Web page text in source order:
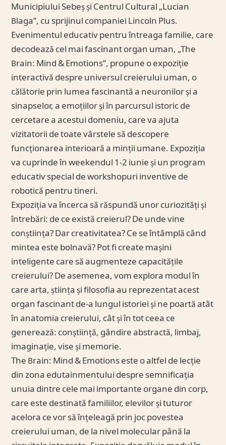
Municipiului Sebeș și Centrul Cultural „Lucian
Blaga”, cu sprijinul companiei Lincoln Plus.
Evenimentul educativ pentru întreaga familie, care
decodează cel mai fascinant organ uman, „The
Brain: Mind & Emotions”, propune o expoziție
interactivă despre universul creierului uman, o
călătorie prin lumea fascinantă a neuronilor și a
sinapselor, a emoțiilor și în parcursul istoric de
cercetare a acestui domeniu, care va ajuta
vizitatorii de toate vârstele să descopere
funcționarea interioară a minții umane. Expoziția
va cuprinde în weekendul 1-2 iunie și un program
educativ special de workshopuri inventive de
robotică pentru tineri.
Expoziția va încerca să răspundă unor curiozități și
întrebări: de ce există creierul? De unde vine
conștiința? Dar creativitatea? Ce se întâmplă când
mintea este bolnavă? Pot fi create mașini
inteligente care să augmenteze capacitățile
creierului? De asemenea, vom explora modul în
care arta, știința și filosofia au reprezentat acest
organ fascinant de-a lungul istoriei și ne poartă atât
în anatomia creierului, cât și în tot ceea ce
generează: conștiință, gândire abstractă, limbaj,
imaginație, vise și memorie.
The Brain: Mind & Emotions este o altfel de lecție
din zona edutainmentului despre semnificația
unuia dintre cele mai importante organe din corp,
care este destinată familiilor, elevilor și tuturor
acelora ce vor să înțeleagă prin joc povestea
creierului uman, de la nivel molecular până la